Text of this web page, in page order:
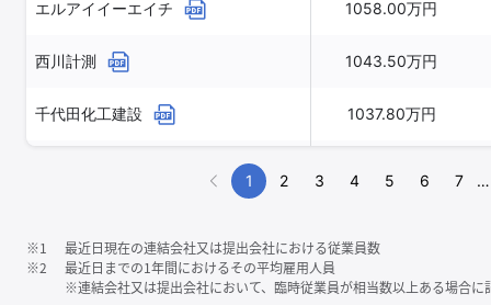
エルアイイーエイチ 1058.00万円
西川計測 1043.50万円
千代田化工建設 1037.80万円
ファンドクリエーショングループ
1031.24万円
1 2 3 4 5 6 7 …
※1
最近日現在の連結会社又は提出会社における従業員数
※2
最近日までの1年間におけるその平均雇用人員
※連結会社又は提出会社において、臨時従業員が相当数以上ある場合に